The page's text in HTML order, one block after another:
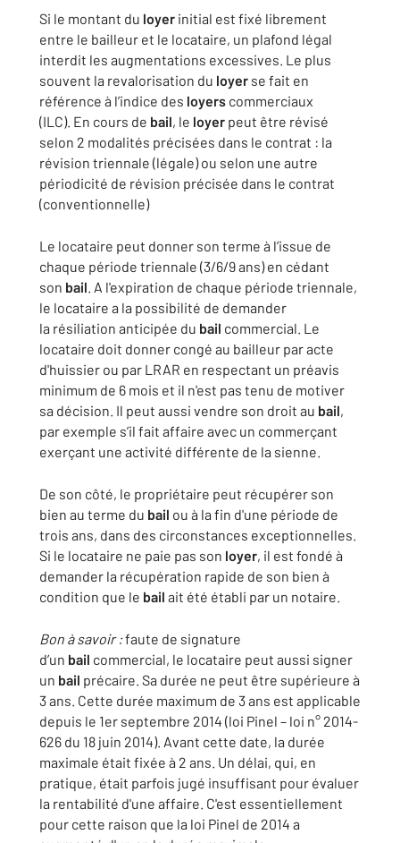
Si le montant du loyer initial est fixé librement
entre le bailleur et le locataire, un plafond légal
interdit les augmentations excessives. Le plus
souvent la revalorisation du loyer se fait en
référence à l’indice des loyers commerciaux
(ILC). En cours de bail, le loyer peut être révisé
selon 2 modalités précisées dans le contrat : la
révision triennale (légale) ou selon une autre
périodicité de révision précisée dans le contrat
(conventionnelle)
Le locataire peut donner son terme à l’issue de
chaque période triennale (3/6/9 ans) en cédant
son bail. A l'expiration de chaque période triennale,
le locataire a la possibilité de demander
la résiliation anticipée du bail commercial. Le
locataire doit donner congé au bailleur par acte
d'huissier ou par LRAR en respectant un préavis
minimum de 6 mois et il n'est pas tenu de motiver
sa décision. Il peut aussi vendre son droit au bail,
par exemple s’il fait affaire avec un commerçant
exerçant une activité différente de la sienne.
De son côté, le propriétaire peut récupérer son
bien au terme du bail ou à la fin d'une période de
trois ans, dans des circonstances exceptionnelles.
Si le locataire ne paie pas son loyer, il est fondé à
demander la récupération rapide de son bien à
condition que le bail ait été établi par un notaire.
Bon à savoir :faute de signature
d’un bail commercial, le locataire peut aussi signer
un bail précaire. Sa durée ne peut être supérieure à
3 ans. Cette durée maximum de 3 ans est applicable
depuis le 1er septembre 2014 (loi Pinel – loi n° 2014-
626 du 18 juin 2014). Avant cette date, la durée
maximale était fixée à 2 ans. Un délai, qui, en
pratique, était parfois jugé insuffisant pour évaluer
la rentabilité d'une affaire. C'est essentiellement
pour cette raison que la loi Pinel de 2014 a